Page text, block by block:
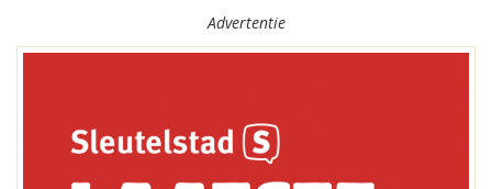
Advertentie